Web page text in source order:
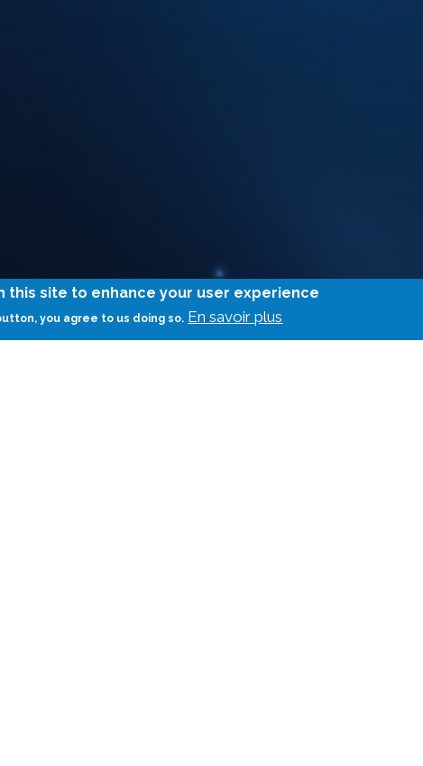
this site to enhance your user experience
you agree to us doing so. En savoir plus